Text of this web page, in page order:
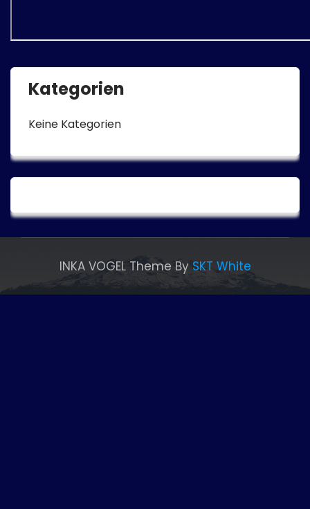
Kategorien
Keine Kategorien
INKA VOGEL Theme By SKT White